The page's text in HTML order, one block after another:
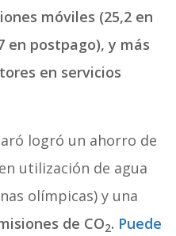
móviles (25,2 en
en postpago), y más
en servicios
logró un ahorro de
utilización de agua
olímpicas) y una
de CO2. Puede